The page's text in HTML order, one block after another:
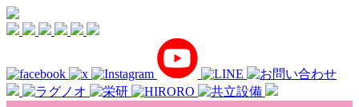
Skip to main content